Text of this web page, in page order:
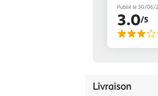
Publié le 30/06/
3.0/5
Livraison